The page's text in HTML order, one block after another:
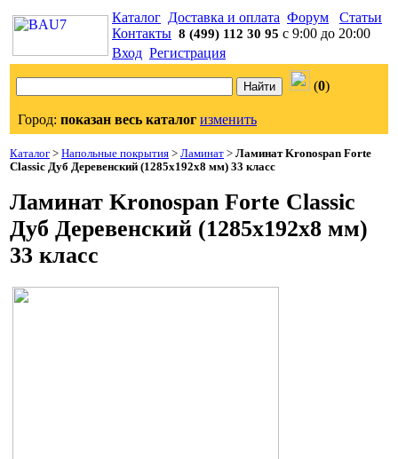
Каталог Доставка и оплата Форум
Статьи
Контакты 8 (499) 112 30 95 с 9:00 до 20:00
Вход Регистрация
(0)
Город: показан весь каталог изменить
Каталог > Напольные покрытия > Ламинат > Ламинат Kronospan Forte
Classic Дуб Деревенский (1285x192x8 мм) 33 класс
Ламинат Kronospan Forte Classic
Дуб Деревенский (1285x192x8 мм)
33 класс